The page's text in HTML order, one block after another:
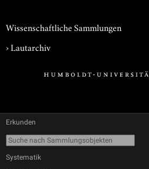
Wissenschaftliche Sammlungen
›Lautarchiv
Erkunden
Systematik